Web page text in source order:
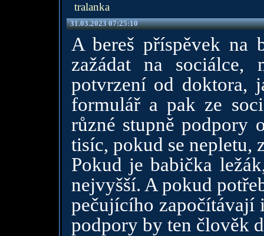
tralanka
31.03.2023 07:25:10
A bereš příspěvek na
zažádat na
potvrzení od doktora,
formulář a pak ze
různé stupně podpory
tisíc, pokud se nepletu,
Pokud je babička
nejvyšší. A pokud
pečujícího započítávají
podpory by ten člověk